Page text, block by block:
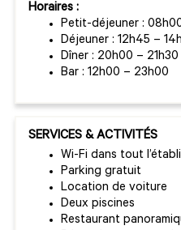
Horaires :
Petit-déjeuner :
Déjeuner : 12h45 –
Dîner : 20h00 – 21h30
Bar : 12h00 – 23h00
SERVICES & ACTIVITÉS
Wi-Fi dans tout
Parking gratuit
Location de voiture
Deux piscines
Restaurant